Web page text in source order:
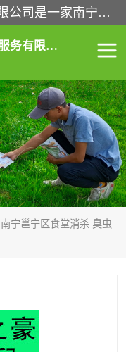
广西亿之豪有害生物防治服务有限公司是一家南宁灭鼠公司、灭蟑螂公司，南宁杀虫公司，南宁除虫公司，南宁灭跳蚤公司，南宁灭白蚁公司，南宁除四害公司,广西亿之豪有害生物防治服务有限公司专业灭蟑螂,除臭虫,其他害虫,服务上门,安全环保,售后保障,一次消杀，竭诚为您服务.
广西亿之豪有害生物防治服务有限公司
宁邕宁区食堂消杀 臭虫
灭老鼠
杀虫
消杀